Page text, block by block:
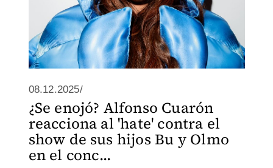
08.12.2025/
¿Se enojó? Alfonso Cuarón
reacciona al 'hate' contra el
show de sus hijos Bu y Olmo
en el conc...